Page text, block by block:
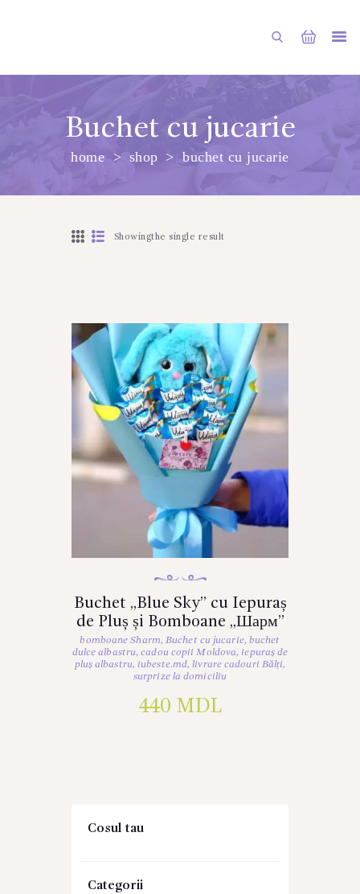
Buchet cu jucarie
home shop buchet cu jucarie
PRINCIPALA
DESPRE NOI
Showingthe single result
Buchet „Blue Sky” cu Iepuraș
de Pluș și Bomboane „Шарм”
bomboane Sharm,Buchet cu jucarie, buchet
dulce albastru,cadou copii Moldova, iepuraș de
pluș albastru, iubeste.md,livrare cadouri Bălți,
surprize la domiciliu
440 MDL
Cosul tau
Categorii